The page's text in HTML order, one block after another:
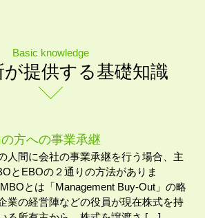
Basic knowledge
が提供する基礎知識
方への事業承継
人間に会社の事業承継を行う場合、主
とEBOの２通りの方法がありま
とは「Management Buy-Out」の略
業の経営陣などの役員が現在株式を持